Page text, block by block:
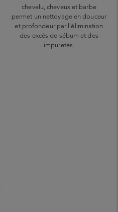
chevelu, cheveux et barbe
permet un nettoyage en douceur
et profondeur par l’élimination
des excès de sébum et des
impuretés.